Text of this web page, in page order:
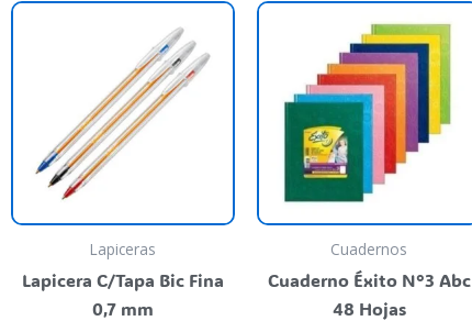
Lapiceras
Lapicera C/Tapa Bic Fina
0,7 mm
Este
variantes.
opciones
se
elegir
Cuadernos
Cuaderno Éxito N°3 Abc
48 Hojas